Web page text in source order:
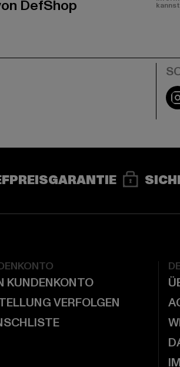
DefShop
KUNDENKONTO
VERFOLGEN